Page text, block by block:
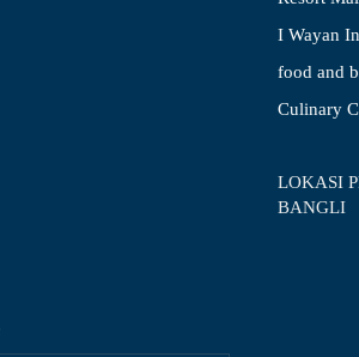
I Wayan
food and
Culinary
LOKASI
BANGLI